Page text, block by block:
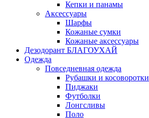
Кепки и панамы
Аксессуары
Шарфы
Кожаные сумки
Кожаные аксессуары
Дезодорант БЛАГОУХАЙ
Одежда
Повседневная одежда
Рубашки и косоворотки
Пиджаки
Футболки
Лонгсливы
Поло